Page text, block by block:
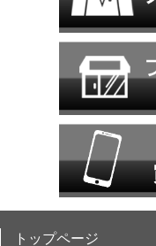
トップページ